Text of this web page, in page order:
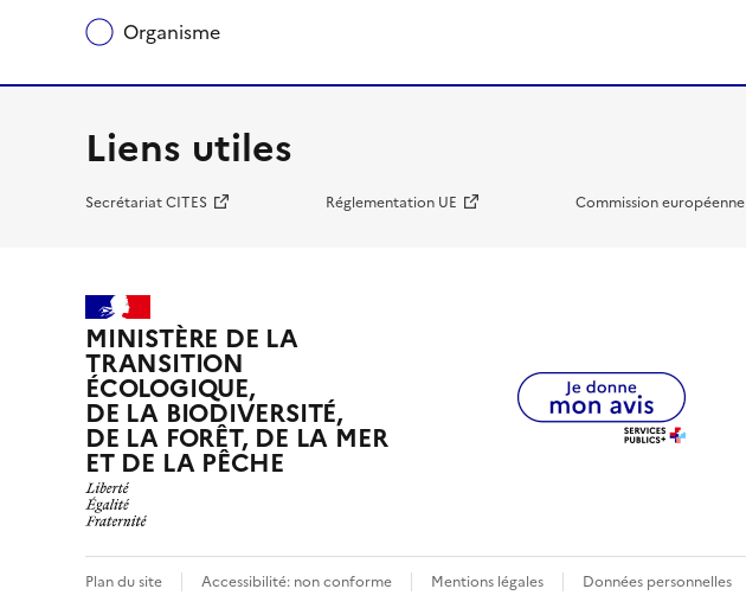
Organisme
Liens utiles
Secrétariat CITES Réglementation UE Commission européenne
MINISTÈRE DE LA
TRANSITION
ÉCOLOGIQUE,
DE LA BIODIVERSITÉ,
DE LA FORÊT, DE LA MER
ET DE LA PÊCHE
Plan du site Accessibilité: non conforme Mentions légales Données personnelles